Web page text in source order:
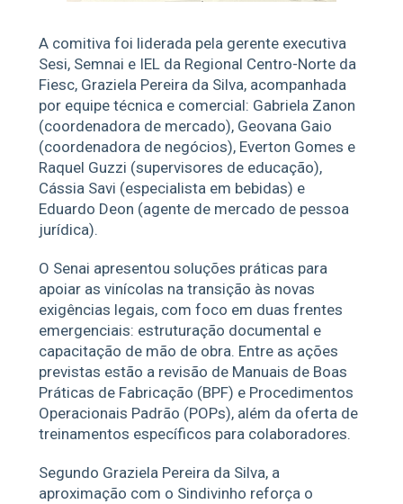
A comitiva foi liderada pela gerente executiva
Sesi, Semnai e IEL da Regional Centro-Norte da
Fiesc, Graziela Pereira da Silva, acompanhada
por equipe técnica e comercial: Gabriela Zanon
(coordenadora de mercado), Geovana Gaio
(coordenadora de negócios), Everton Gomes e
Raquel Guzzi (supervisores de educação),
Cássia Savi (especialista em bebidas) e
Eduardo Deon (agente de mercado de pessoa
jurídica).
O Senai apresentou soluções práticas para
apoiar as vinícolas na transição às novas
exigências legais, com foco em duas frentes
emergenciais: estruturação documental e
capacitação de mão de obra. Entre as ações
previstas estão a revisão de Manuais de Boas
Práticas de Fabricação (BPF) e Procedimentos
Operacionais Padrão (POPs), além da oferta de
treinamentos específicos para colaboradores.
Segundo Graziela Pereira da Silva, a
aproximação com o Sindivinho reforça o